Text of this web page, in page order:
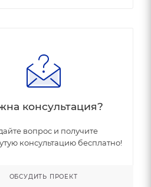
консультация?
вопрос и получите
консультацию бесплатно!
ОБСУДИТЬ ПРОЕКТ